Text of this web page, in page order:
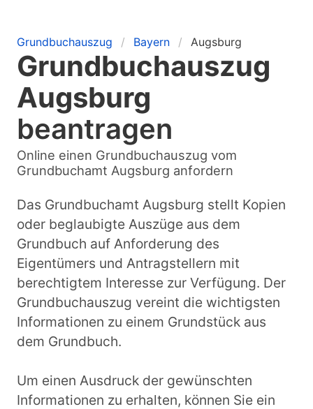
Grundbuchauszug Bayern Augsburg
Grundbuchauszug
Augsburg
beantragen
Online einen Grundbuchauszug vom
Grundbuchamt Augsburg anfordern
Das Grundbuchamt Augsburg stellt Kopien
oder beglaubigte Auszüge aus dem
Grundbuch auf Anforderung des
Eigentümers und Antragstellern mit
berechtigtem Interesse zur Verfügung. Der
Grundbuchauszug vereint die wichtigsten
Informationen zu einem Grundstück aus
dem Grundbuch.
Um einen Ausdruck der gewünschten
Informationen zu erhalten, können Sie ein